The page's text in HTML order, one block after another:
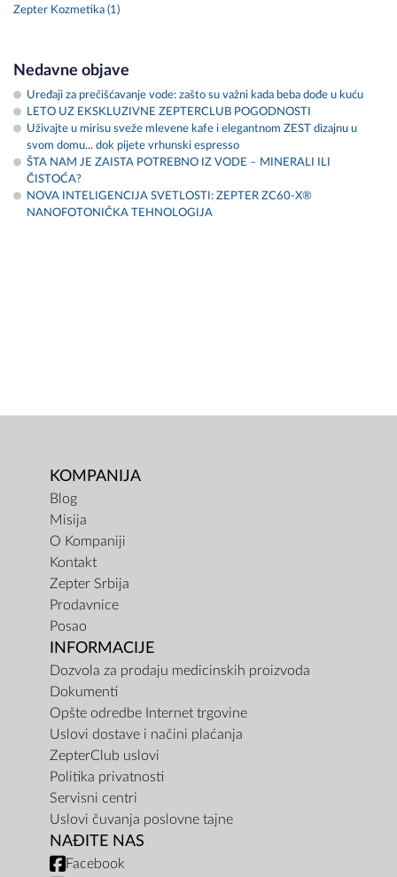
Zepter Kozmetika (1)
Nedavne objave
Uređaji za prečišćavanje vode: zašto su važni kada beba dođe u kuću
LETO UZ EKSKLUZIVNE ZEPTERCLUB POGODNOSTI
Uživajte u mirisu sveže mlevene kafe i elegantnom ZEST dizajnu u
svom domu... dok pijete vrhunski espresso
ŠTA NAM JE ZAISTA POTREBNO IZ VODE – MINERALI ILI
ČISTOĆA?
NOVA INTELIGENCIJA SVETLOSTI: ZEPTER ZC60-X®
NANOFOTONIČKA TEHNOLOGIJA
KOMPANIJA
Blog
Misija
O Kompaniji
Kontakt
Zepter Srbija
Prodavnice
Posao
INFORMACIJE
Dozvola za prodaju medicinskih proizvoda
Dokumenti
Opšte odredbe Internet trgovine
Uslovi dostave i načini plaćanja
ZepterClub uslovi
Politika privatnosti
Servisni centri
Uslovi čuvanja poslovne tajne
NAĐITE NAS
Facebook